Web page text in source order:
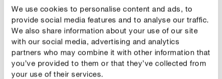
We use cookies to personalise content and ads, to
provide social media features and to analyse our traffic.
We also share information about your use of our site
with our social media, advertising and analytics
partners who may combine it with other information that
you’ve provided to them or that they’ve collected from
your use of their services.
Of hij nu oud is, ziek is of er maar triestig uitziet : bij het
snoeien van een oleanderstruik hoef je je niet in te
houden. Zorg er alleen voor dat je je oleanderniet te
veel terugsnoeit, anders bloeit hij volgend jaar
misschien niet. Knip oude takken boven een bladpaar